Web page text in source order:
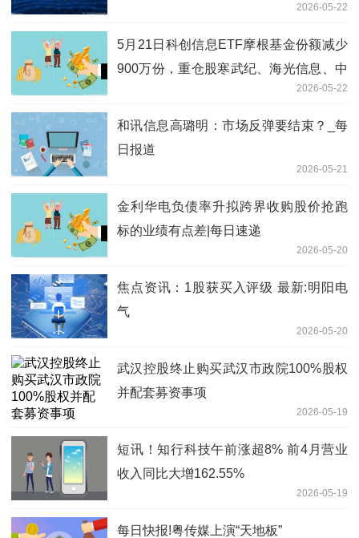
2026-05-22
5月21日科创信息ETF摩根基金份额减少
900万份，重仓股寒武纪、海光信息、中
2026-05-22
和讯信息高璐明：市场反弹要结束？_每
日报道
2026-05-21
金利华电负债率升拟跨界收购股价抢跑
标的业绩有点差|每日速递
2026-05-20
焦点资讯：1股获买入评级 最新:明阳电
气
2026-05-20
武汉控股终止购买武汉市政院100%股权
并配套募资事项
2026-05-19
短讯！知行科技午前涨超8% 前4月营业
收入同比大增162.55%
2026-05-19
每日快报!粤传媒上演“天地板”